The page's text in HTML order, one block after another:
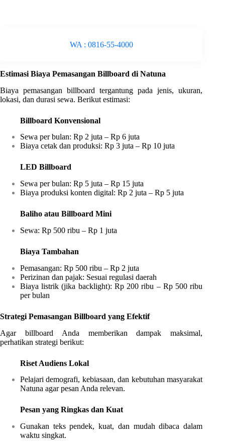
WA : 0816-55-4000
Estimasi Biaya Pemasangan Billboard di Natuna
Biaya pemasangan billboard tergantung pada jenis, ukuran,
lokasi, dan durasi sewa. Berikut estimasi:
Billboard Konvensional
Sewa per bulan: Rp 2 juta – Rp 6 juta
Biaya cetak dan produksi: Rp 3 juta – Rp 10 juta
LED Billboard
Sewa per bulan: Rp 5 juta – Rp 15 juta
Biaya produksi konten digital: Rp 2 juta – Rp 5 juta
Baliho atau Billboard Mini
Sewa: Rp 500 ribu – Rp 1 juta
Biaya Tambahan
Pemasangan: Rp 500 ribu – Rp 2 juta
Perizinan dan pajak: Sesuai regulasi daerah
Biaya listrik (jika backlight): Rp 200 ribu – Rp 500 ribu
per bulan
Strategi Pemasangan Billboard yang Efektif
Agar billboard Anda memberikan dampak maksimal,
perhatikan strategi berikut:
Riset Audiens Lokal
Pelajari demografi, kebiasaan, dan kebutuhan masyarakat
Natuna agar pesan Anda relevan.
Pesan yang Ringkas dan Kuat
Gunakan teks pendek, kuat, dan mudah dibaca dalam
waktu singkat.